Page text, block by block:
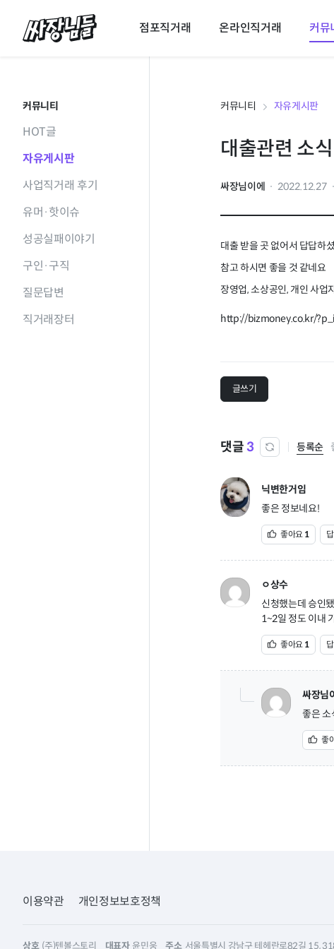
싸장님들 점포직거래 온라인직거래 커뮤
커뮤니티
HOT글
자유게시판
사업직거래 후기
유머·핫이슈
성공실패이야기
구인·구직
질문답변
직거래장터
커뮤니티 자유게시판
대출관련 소
싸장님이에 2022.12.27
대출 받을 곳 없어서 답답하
참고 하시면 좋을 것 같네요
장영업, 소상공인, 개인 사업
http://bizmoney.co.kr/
글쓰기
댓글3 등록순
닉변한거임
좋은 정보네요!
좋아요 1
ㅇ상수
신청했는데 승인
1~2일 정도 이내
좋아요 1
싸장님
좋은 소
좋
이용약관 개인정보보호정책
상호 (주)텐볼스토리 대표자 윤민웅 주소 서울특별시 강남구 테헤란로82길 15,